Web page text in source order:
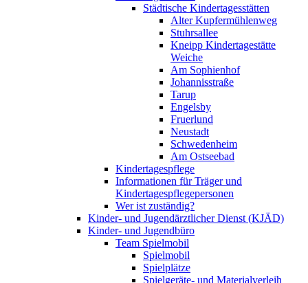
Städtische Kindertagesstätten
Alter Kupfermühlenweg
Stuhrsallee
Kneipp Kindertagestätte
Weiche
Am Sophienhof
Johannisstraße
Tarup
Engelsby
Fruerlund
Neustadt
Schwedenheim
Am Ostseebad
Kindertagespflege
Informationen für Träger und
Kindertagespflegepersonen
Wer ist zuständig?
Kinder- und Jugendärztlicher Dienst (KJÄD)
Kinder- und Jugendbüro
Team Spielmobil
Spielmobil
Spielplätze
Spielgeräte- und Materialverleih